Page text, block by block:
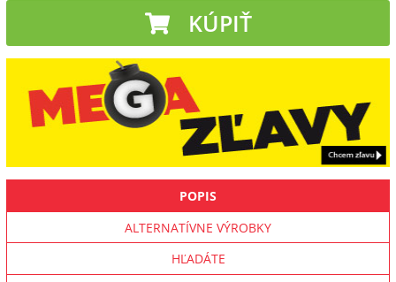
KÚPIŤ
POPIS
ALTERNATÍVNE VÝROBKY
HĽADÁTE